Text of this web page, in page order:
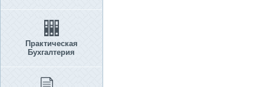
Практическая
Бухгалтерия